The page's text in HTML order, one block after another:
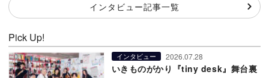
インタビュー記事一覧
Pick Up!
インタビュー 2026.07.28
いきものがかり『tiny desk』舞台裏